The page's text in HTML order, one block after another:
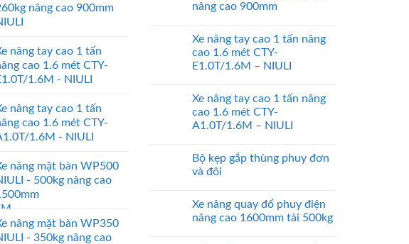
nâng cao 900mm
nâng tay cao 1 tấn
cao 1.6 mét CTY-
1.6M - NIULI
nâng tay cao 1 tấn
cao 1.6 mét CTY-
1.6M - NIULI
nâng mặt bàn WP500
- 500kg nâng cao
nâng mặt bàn WP350
- 350kg nâng cao
nâng cao 900mm
Xe nâng tay cao 1 tấn nâng
cao 1.6 mét CTY-
E1.0T/1.6M – NIULI
Xe nâng tay cao 1 tấn nâng
cao 1.6 mét CTY-
A1.0T/1.6M – NIULI
Bộ kẹp gắp thùng phuy đơn
và đôi
Xe nâng quay đổ phuy điện
nâng cao 1600mm tải 500kg